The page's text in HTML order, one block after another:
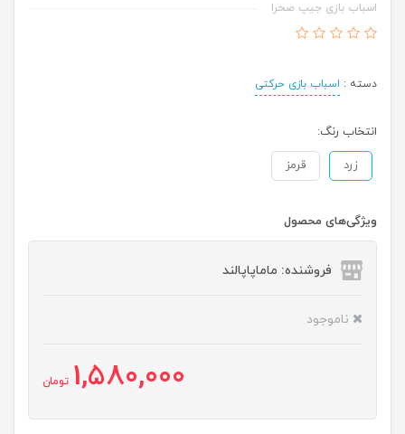
اسباب بازی جیپ صحرا
دسته : اسباب بازی حرکتی
انتخاب رنگ:
زرد قرمز
ویژگی‌های محصول
فروشنده: ماماپاپالند
ناموجود
1,580,000 تومان